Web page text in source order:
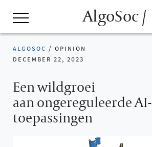
AlgoSoc /
algosoc / opinion
december 22, 2023
Een wildgroei
aan ongereguleerde AI-
toepassingen